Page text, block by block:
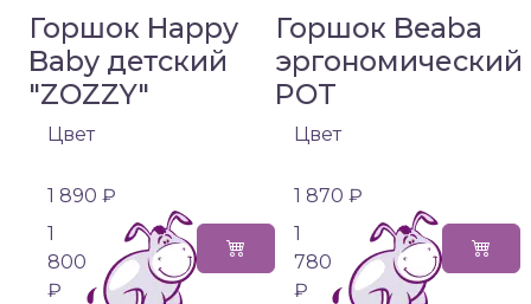
Горшок Happy
Baby детский
"ZOZZY"
Цвет
1 890 ₽
1
800
₽
Горшок Beaba
эргономический
POT
Цвет
1 870 ₽
1
780
₽